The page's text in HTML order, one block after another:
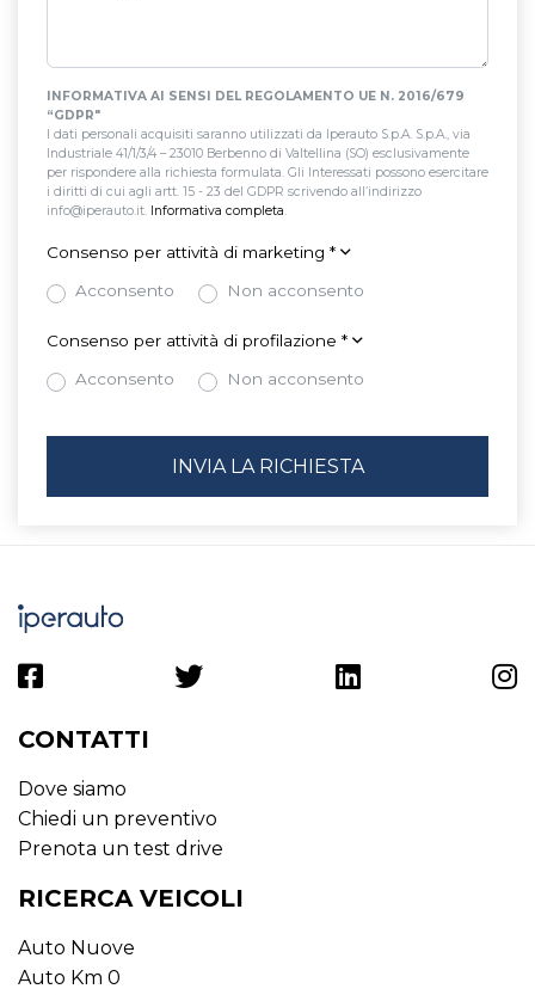
INFORMATIVA AI SENSI DEL REGOLAMENTO UE N. 2016/679
“GDPR"
I dati personali acquisiti saranno utilizzati da Iperauto S.p.A. S.p.A., via
Industriale 41/1/3/4 – 23010 Berbenno di Valtellina (SO) esclusivamente
per rispondere alla richiesta formulata. Gli Interessati possono esercitare
i diritti di cui agli artt. 15 - 23 del GDPR scrivendo all’indirizzo
info@iperauto.it. Informativa completa.
Consenso per attività di marketing *
Acconsento
Non acconsento
Consenso per attività di profilazione *
Acconsento
Non acconsento
CONTATTI
Dove siamo
Chiedi un preventivo
Prenota un test drive
RICERCA VEICOLI
Auto Nuove
Auto Km 0